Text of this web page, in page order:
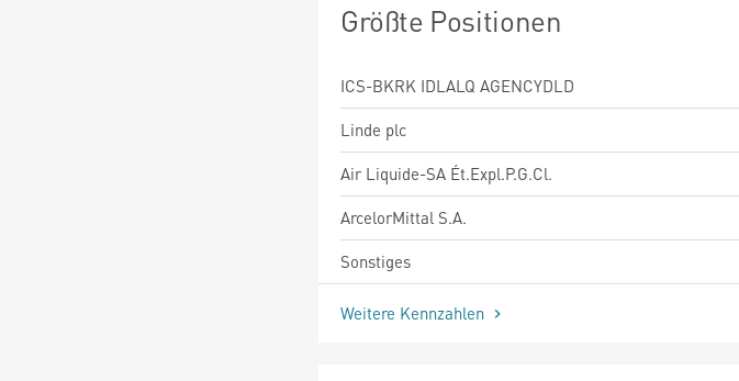
Größte Positionen
ICS-BKRK IDLALQ AGENCYDLD
Linde plc
Air Liquide-SA Ét.Expl.P.G.Cl.
ArcelorMittal S.A.
Sonstiges
Weitere Kennzahlen